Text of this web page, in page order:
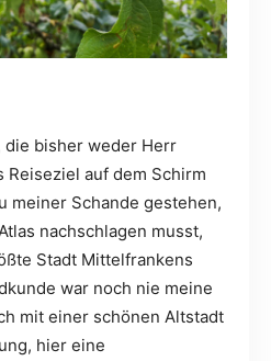
die bisher weder Herr
Reiseziel auf dem Schirm
meiner Schande gestehen,
nachschlagen musst,
Stadt Mittelfrankens
war noch nie meine
mit einer schönen Altstadt
hier eine